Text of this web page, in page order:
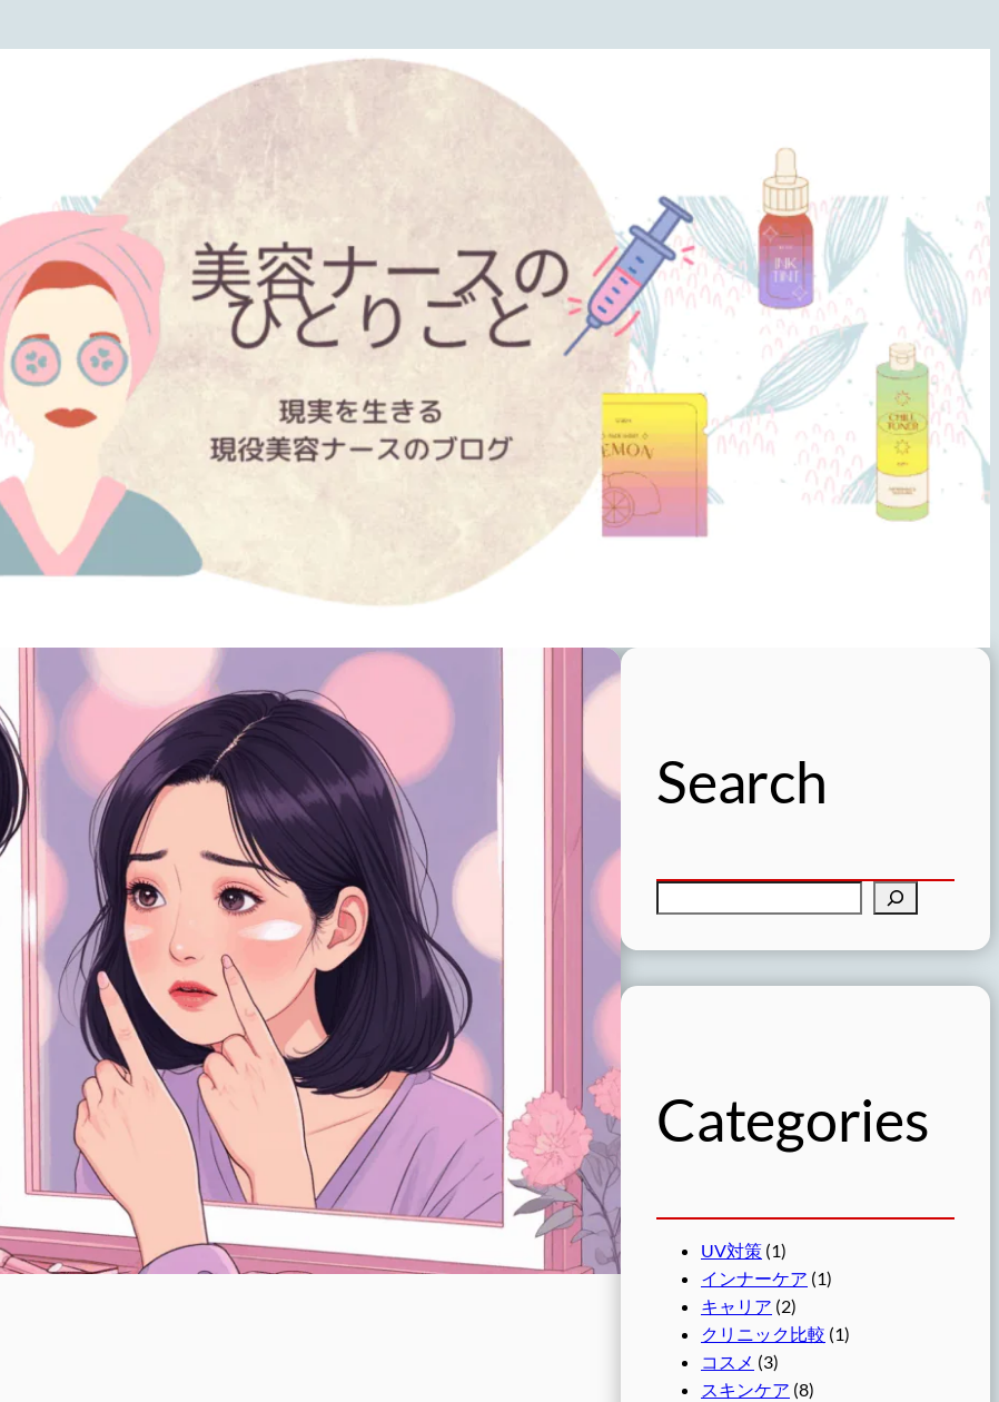
Search
Categories
UV対策 (1)
インナーケア (1)
キャリア (2)
クリニック比較 (1)
コスメ (3)
スキンケア (8)